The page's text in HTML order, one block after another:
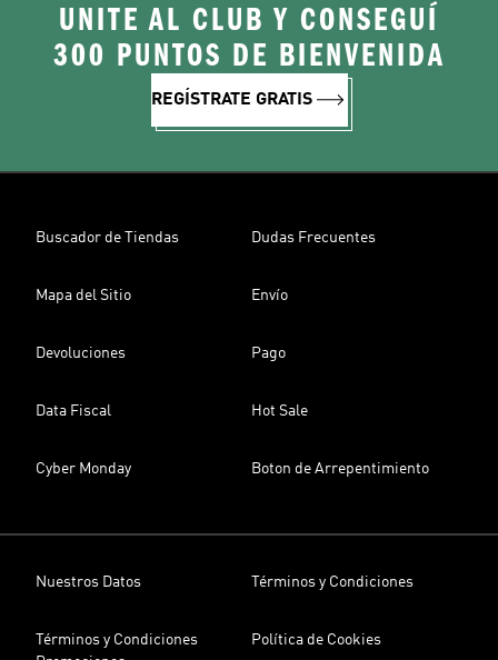
UNITE AL CLUB Y CONSEGUÍ
300 PUNTOS DE BIENVENIDA
REGÍSTRATE GRATIS
Buscador de Tiendas Dudas Frecuentes
Mapa del Sitio Envío
Devoluciones Pago
Data Fiscal Hot Sale
Cyber Monday Boton de Arrepentimiento
Nuestros Datos Términos y Condiciones
Términos y Condiciones
Política de Cookies